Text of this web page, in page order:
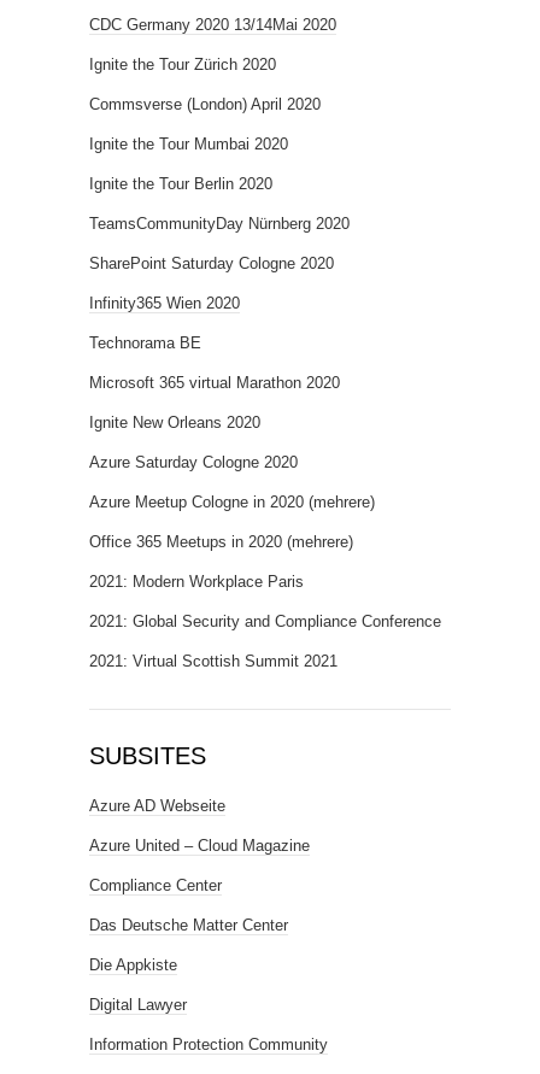
CDC Germany 2020 13/14Mai 2020
Ignite the Tour Zürich 2020
Commsverse (London) April 2020
Ignite the Tour Mumbai 2020
Ignite the Tour Berlin 2020
TeamsCommunityDay Nürnberg 2020
SharePoint Saturday Cologne 2020
Infinity365 Wien 2020
Technorama BE
Microsoft 365 virtual Marathon 2020
Ignite New Orleans 2020
Azure Saturday Cologne 2020
Azure Meetup Cologne in 2020 (mehrere)
Office 365 Meetups in 2020 (mehrere)
2021: Modern Workplace Paris
2021: Global Security and Compliance Conference
2021: Virtual Scottish Summit 2021
SUBSITES
Azure AD Webseite
Azure United – Cloud Magazine
Compliance Center
Das Deutsche Matter Center
Die Appkiste
Digital Lawyer
Information Protection Community